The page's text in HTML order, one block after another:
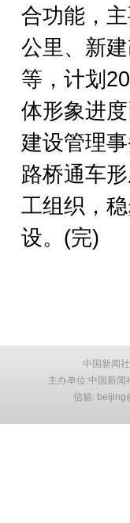
合功能，
公里、新
等，计划
体形象进
建设管理
路桥通车
工组织，
设。(完)
中国新闻
主办单位:中国新
信箱: